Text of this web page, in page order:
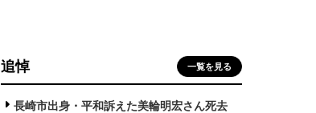
追悼 一覧を見る
長崎市出身・平和訴えた美輪明宏さん死去